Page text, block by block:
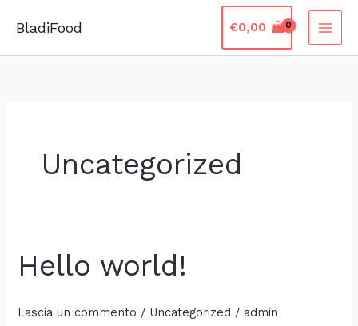
contenuto
BladiFood €0,00
Uncategorized
Hello world!
Lascia un commento / Uncategorized / admin
Hello
world!